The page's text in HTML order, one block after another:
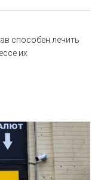
способен лечить
их